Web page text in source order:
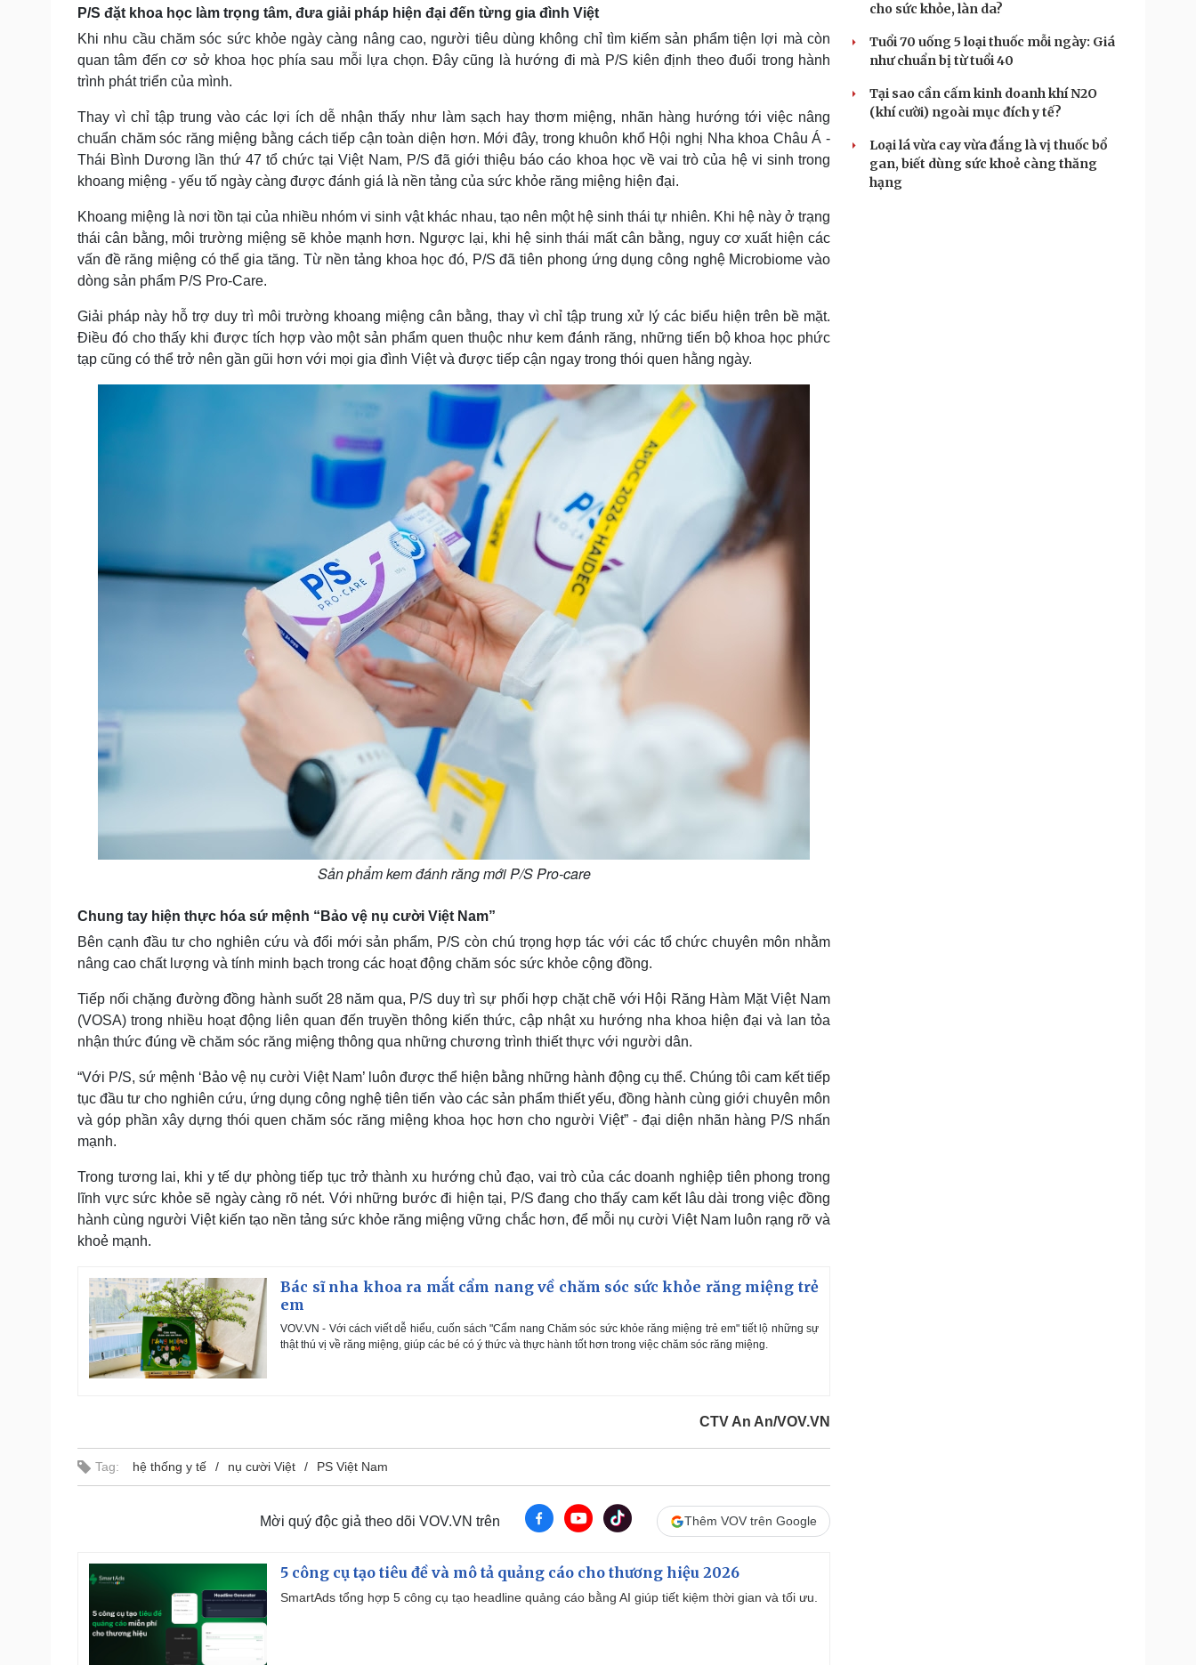
P/S đặt khoa học làm trọng tâm, đưa giải pháp hiện đại đến từng gia đình Việt
Khi nhu cầu chăm sóc sức khỏe ngày càng nâng cao, người tiêu dùng không chỉ tìm kiếm sản phẩm tiện lợi mà còn
quan tâm đến cơ sở khoa học phía sau mỗi lựa chọn. Đây cũng là hướng đi mà P/S kiên định theo đuổi trong hành
trình phát triển của mình.
Thay vì chỉ tập trung vào các lợi ích dễ nhận thấy như làm sạch hay thơm miệng, nhãn hàng hướng tới việc nâng
chuẩn chăm sóc răng miệng bằng cách tiếp cận toàn diện hơn. Mới đây, trong khuôn khổ Hội nghị Nha khoa Châu Á -
Thái Bình Dương lần thứ 47 tổ chức tại Việt Nam, P/S đã giới thiệu báo cáo khoa học về vai trò của hệ vi sinh trong
khoang miệng - yếu tố ngày càng được đánh giá là nền tảng của sức khỏe răng miệng hiện đại.
Khoang miệng là nơi tồn tại của nhiều nhóm vi sinh vật khác nhau, tạo nên một hệ sinh thái tự nhiên. Khi hệ này ở trạng
thái cân bằng, môi trường miệng sẽ khỏe mạnh hơn. Ngược lại, khi hệ sinh thái mất cân bằng, nguy cơ xuất hiện các
vấn đề răng miệng có thể gia tăng. Từ nền tảng khoa học đó, P/S đã tiên phong ứng dụng công nghệ Microbiome vào
dòng sản phẩm P/S Pro-Care.
Giải pháp này hỗ trợ duy trì môi trường khoang miệng cân bằng, thay vì chỉ tập trung xử lý các biểu hiện trên bề mặt.
Điều đó cho thấy khi được tích hợp vào một sản phẩm quen thuộc như kem đánh răng, những tiến bộ khoa học phức
tạp cũng có thể trở nên gần gũi hơn với mọi gia đình Việt và được tiếp cận ngay trong thói quen hằng ngày.
Sản phẩm kem đánh răng mới P/S Pro-care
Chung tay hiện thực hóa sứ mệnh “Bảo vệ nụ cười Việt Nam”
Bên cạnh đầu tư cho nghiên cứu và đổi mới sản phẩm, P/S còn chú trọng hợp tác với các tổ chức chuyên môn nhằm
nâng cao chất lượng và tính minh bạch trong các hoạt động chăm sóc sức khỏe cộng đồng.
Tiếp nối chặng đường đồng hành suốt 28 năm qua, P/S duy trì sự phối hợp chặt chẽ với Hội Răng Hàm Mặt Việt Nam
(VOSA) trong nhiều hoạt động liên quan đến truyền thông kiến thức, cập nhật xu hướng nha khoa hiện đại và lan tỏa
nhận thức đúng về chăm sóc răng miệng thông qua những chương trình thiết thực với người dân.
“Với P/S, sứ mệnh ‘Bảo vệ nụ cười Việt Nam’ luôn được thể hiện bằng những hành động cụ thể. Chúng tôi cam kết tiếp
tục đầu tư cho nghiên cứu, ứng dụng công nghệ tiên tiến vào các sản phẩm thiết yếu, đồng hành cùng giới chuyên môn
và góp phần xây dựng thói quen chăm sóc răng miệng khoa học hơn cho người Việt” - đại diện nhãn hàng P/S nhấn
mạnh.
Trong tương lai, khi y tế dự phòng tiếp tục trở thành xu hướng chủ đạo, vai trò của các doanh nghiệp tiên phong trong
lĩnh vực sức khỏe sẽ ngày càng rõ nét. Với những bước đi hiện tại, P/S đang cho thấy cam kết lâu dài trong việc đồng
hành cùng người Việt kiến tạo nền tảng sức khỏe răng miệng vững chắc hơn, để mỗi nụ cười Việt Nam luôn rạng rỡ và
khoẻ mạnh.
Bác sĩ nha khoa ra mắt cẩm nang về chăm sóc sức khỏe răng miệng trẻ
em
VOV.VN - Với cách viết dễ hiểu, cuốn sách "Cẩm nang Chăm sóc sức khỏe răng miệng trẻ em" tiết lộ những sự
thật thú vị về răng miệng, giúp các bé có ý thức và thực hành tốt hơn trong việc chăm sóc răng miệng.
CTV An An/VOV.VN
Tag: hệ thống y tế nụ cười Việt PS Việt Nam
Mời quý độc giả theo dõi VOV.VN trên Thêm VOV trên Google
5 công cụ tạo tiêu đề và mô tả quảng cáo cho thương hiệu 2026
SmartAds tổng hợp 5 công cụ tạo headline quảng cáo bằng AI giúp tiết kiệm thời gian và tối ưu.
cho sức khỏe, làn da?
Tuổi 70 uống 5 loại thuốc mỗi ngày: Giá
như chuẩn bị từ tuổi 40
Tại sao cần cấm kinh doanh khí N2O
(khí cười) ngoài mục đích y tế?
Loại lá vừa cay vừa đắng là vị thuốc bổ
gan, biết dùng sức khoẻ càng thăng
hạng